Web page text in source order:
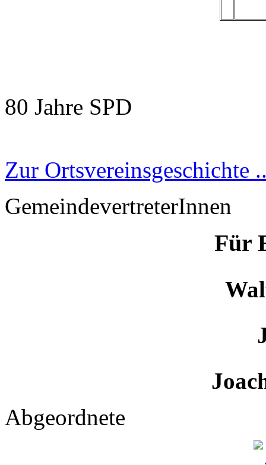
80 Jahre SPD
Zur Ortsvereinsgeschichte
GemeindevertreterInnen
Für
Abgeordnete